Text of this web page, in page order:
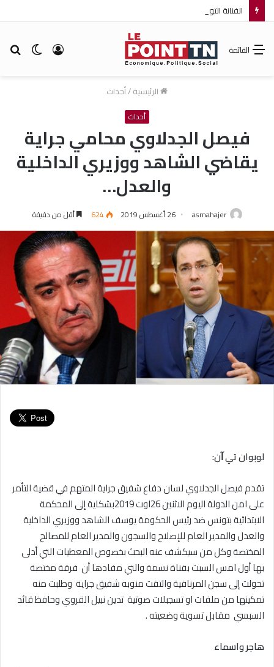
الوضع تسجيل
القائمة
الرئيسية/أحداث
أحداث
فيصل الجدلاوي محامي جراية
يقاضي الشاهد ووزيري الداخلية
والعدل…
asmahajer 26 أغسطس 2019 624 أقل من دقيقة
لوبوان تي ﺁن:
تقدم فيصل الجدلاوي لسان دفاع شفيق جراية المتهم في قضية التأمر
على امن الدولة اليوم الاثنين 26اوت 2019بشكاية إلى المحكمة
الابتدائية بتونس ضد رئيس الحكومة يوسف الشاهد ووزيري الداخلية
والعدل والمدير العام للإصلاح والسجون والمدير العام للمصالح
المختصة وكل من سيكشف عنه البحث بخصوص المعطيات التي أدلى
بها أول امس السبت بقناة نسمة والتي مفادها أن فرقة مختصة
تحولت إلى سجن المرناقية والتقت منوبه شفيق جراية وطلبت منه
تمكينها من ملفات او تسجبلات صوتية تدين نبيل القروي وحافظ قائد
السبسي مقابل تسوية وضعيته .
هاجر واسماء